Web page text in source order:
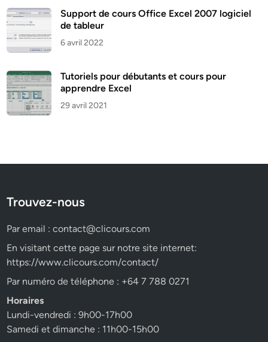
Support de cours Office Excel 2007 logiciel
de tableur
6 avril 2022
Tutoriels pour débutants et cours pour
apprendre Excel
29 avril 2021
Trouvez-nous
Par email :contact@clicours.com
En visitant cette page sur notre site internet:
https://www.clicours.com/contact/
Par numéro de téléphone : +64 7 788 0271
Horaires
Lundi-vendredi : 9h00-17h00
Samedi et dimanche : 11h00-15h00